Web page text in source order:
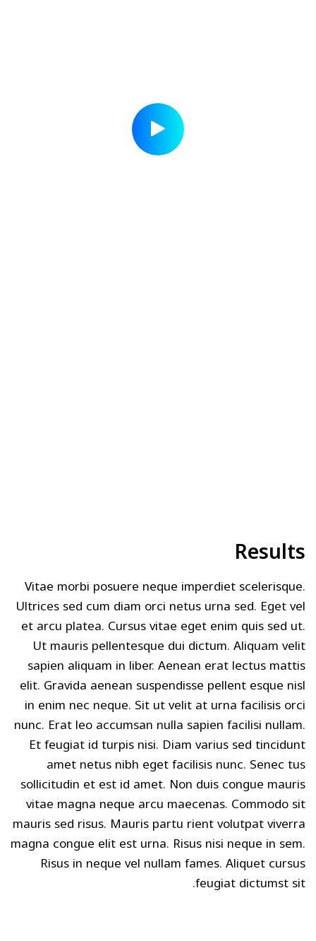
Results
Vitae morbi posuere neque imperdiet scelerisque.
Ultrices sed cum diam orci netus urna sed. Eget vel
et arcu platea. Cursus vitae eget enim quis sed ut.
Ut mauris pellentesque dui dictum. Aliquam velit
sapien aliquam in liber. Aenean erat lectus mattis
elit. Gravida aenean suspendisse pellent esque nisl
in enim nec neque. Sit ut velit at urna facilisis orci
nunc. Erat leo accumsan nulla sapien facilisi nullam.
Et feugiat id turpis nisi. Diam varius sed tincidunt
amet netus nibh eget facilisis nunc. Senec tus
sollicitudin et est id amet. Non duis congue mauris
vitae magna neque arcu maecenas. Commodo sit
mauris sed risus. Mauris partu rient volutpat viverra
magna congue elit est urna. Risus nisi neque in sem.
Risus in neque vel nullam fames. Aliquet cursus
feugiat dictumst sit.